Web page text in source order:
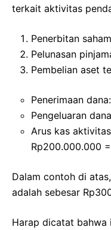
terkait aktivitas
Penerbitan
Pelunasan
Pembelian aset
Penerimaan
Pengeluaran
Arus kas
Rp200.000.000
Dalam contoh di
adalah sebesar
Harap dicatat bahwa